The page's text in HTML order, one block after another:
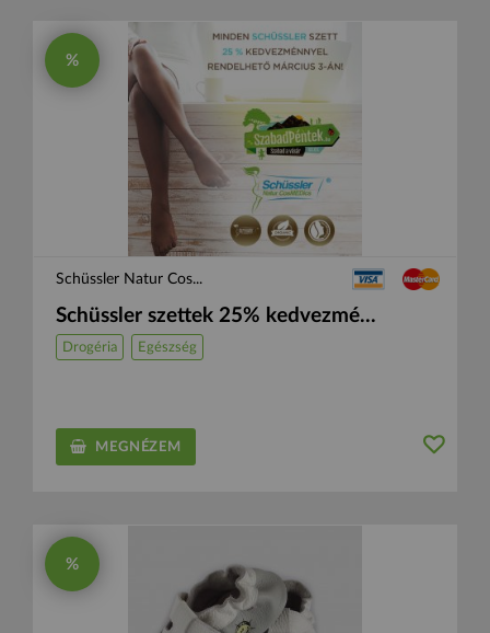
%
Schüssler Natur Cos...
Schüssler szettek 25% kedvezmé...
Drogéria Egészség
MEGNÉZEM
%